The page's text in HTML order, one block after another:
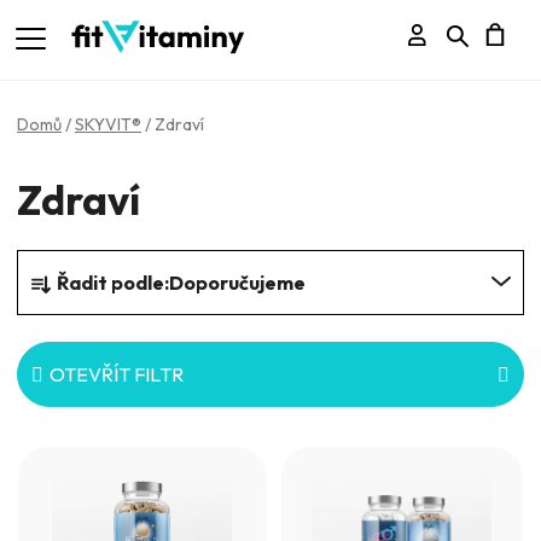
Přihlášení
Hledat
Domů/SKYVIT® / Zdraví
Zdraví
Ř
a
z
e
n
Řadit podle:Doporučujeme
OTEVŘÍT FILTR